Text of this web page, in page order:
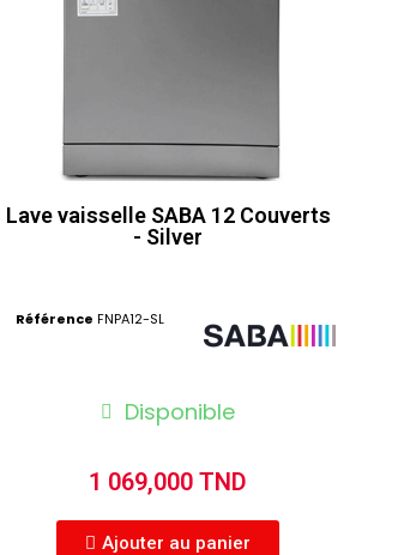
Lave vaisselle SABA 12 Couverts
- Silver
Référence FNPA12-SL
Disponible
1 069,000 TND
Ajouter au panier